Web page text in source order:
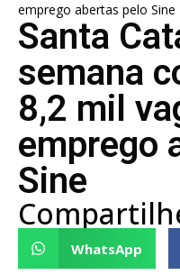
emprego abertas pelo Sine
Santa
semana
8,2 mil
emprego
Sine
WhatsApp